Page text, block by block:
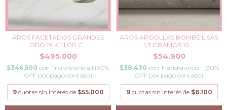
AROS FACETADOS GRANDES
ORO 18 K 1.1 GR C...
$495.000
$346.500 con Transferencia I (30%
OFF por pago contado)
9 cuotas sin interés de $55.000
AROS ARGOLLAS BOMBÉ LISAS
1,3 GRAMOS 10...
$54.900
$38.430 con Transferencia I (30%
OFF por pago contado)
9 cuotas sin interés de $6.100